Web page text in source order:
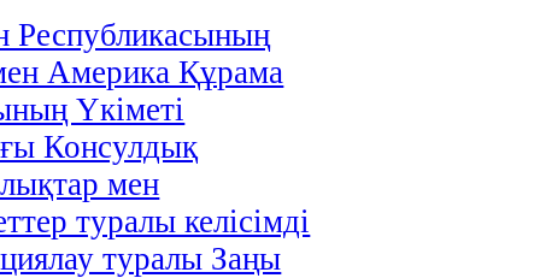
Республикасының
Америка Құрама
Үкіметі
Консулдық
мен
туралы келісімді
туралы Заңы